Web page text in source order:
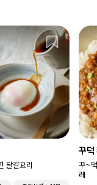
달걀요리
꾸덕
꾸~
레